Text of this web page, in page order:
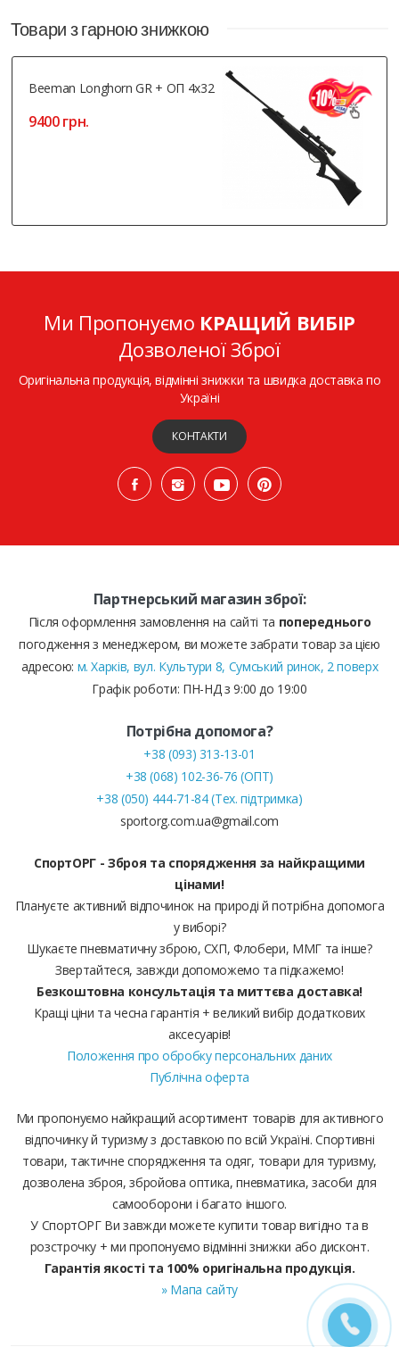
Товари з гарною знижкою
Beeman Longhorn GR + ОП 4x32
9400 грн.
Ми Пропонуємо КРАЩИЙ ВИБІР
Дозволеної Зброї
Оригінальна продукція, відмінні знижки та швидка доставка по
Україні
КОНТАКТИ
Партнерський магазин зброї:
Після оформлення замовлення на сайті та попереднього
погодження з менеджером, ви можете забрати товар за цією
адресою: м. Харків, вул. Культури 8, Сумський ринок, 2 поверх
Графік роботи: ПН-НД з 9:00 до 19:00
Потрібна допомога?
+38 (093) 313-13-01
+38 (068) 102-36-76 (ОПТ)
+38 (050) 444-71-84 (Тех. підтримка)
sportorg.com.ua@gmail.com
СпортОРГ - Зброя та спорядження за найкращими
цінами!
Плануєте активний відпочинок на природі й потрібна допомога
у виборі?
Шукаєте пневматичну зброю, СХП, Флобери, ММГ та інше?
Звертайтеся, завжди допоможемо та підкажемо!
Безкоштовна консультація та миттєва доставка!
Кращі ціни та чесна гарантія + великий вибір додаткових
аксесуарів!
Положення про обробку персональних даних
Публічна оферта
Ми пропонуємо найкращий асортимент товарів для активного
відпочинку й туризму з доставкою по всій Україні. Спортивні
товари, тактичне спорядження та одяг, товари для туризму,
дозволена зброя, збройова оптика, пневматика, засоби для
самооборони і багато іншого.
У СпортОРГ Ви завжди можете купити товар вигідно та в
розстрочку + ми пропонуємо відмінні знижки або дисконт.
Гарантія якості та 100% оригінальна продукція.
» Мапа сайту